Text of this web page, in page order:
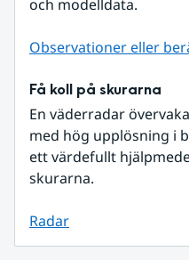
och modelldata.
Observationer eller
Få koll på skurarna
En väderradar
med hög upplösning i
ett värdefullt
skurarna.
Radar